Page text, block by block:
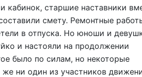
кабинок, старшие наставники
смету. Ремонтные
в отпуска. Но юноши и
и настояли на продолжении
было по силам, но некоторые
ни один из участников